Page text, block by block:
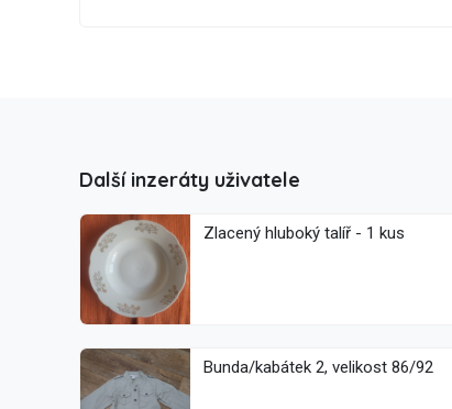
Další inzeráty uživatele
Zlacený hluboký talíř - 1 kus
Bunda/kabátek 2, velikost 86/92